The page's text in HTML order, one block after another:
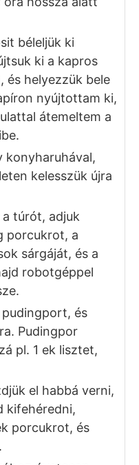
le, és pár perc
hűtsük vissza,
cukorral és
tegyük bele a
majd
sóval
indítsuk el a
Ha szükséges,
szórjunk hozzá
ki vékonyan
Ezután szórjuk
majd meleg
óra hossza alatt
béleljük ki
ki a kapros
helyezzük bele
nyújtottam ki,